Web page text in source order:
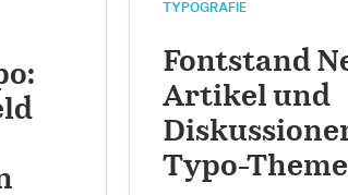
TYPOGRAFIE
Fontstand
Artikel und
Typo-